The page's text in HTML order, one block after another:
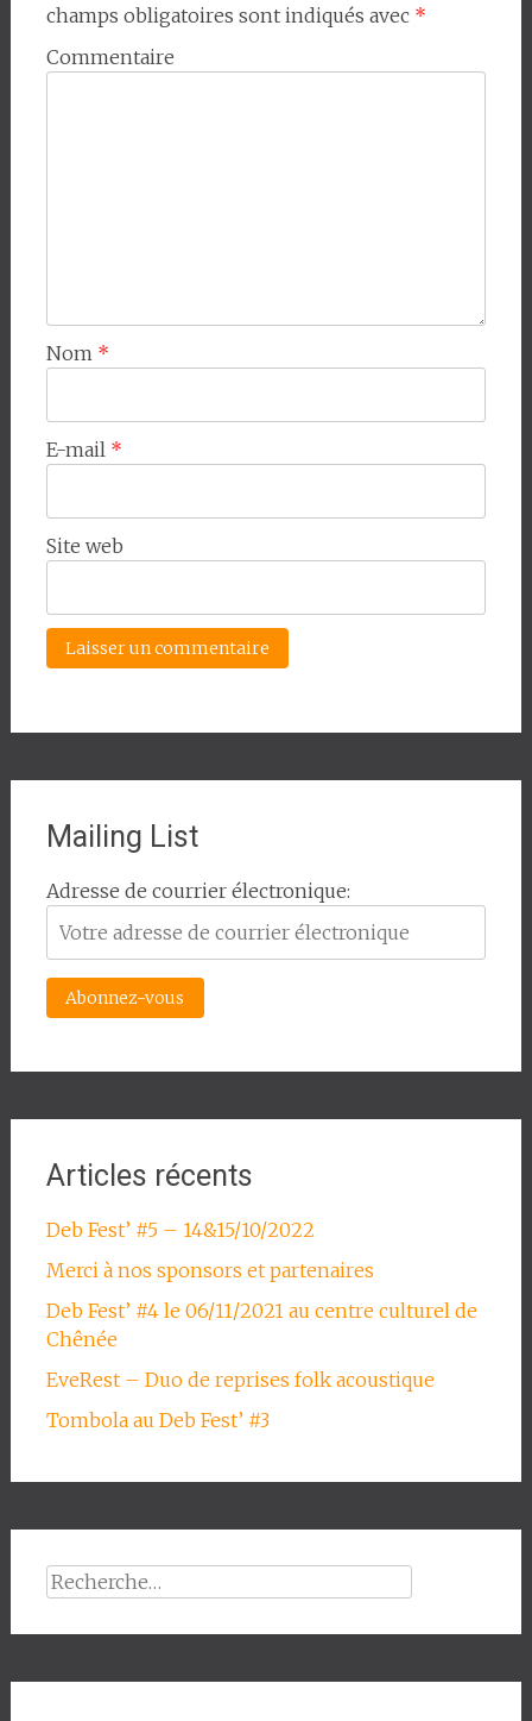
champs obligatoires sont indiqués avec *
Commentaire
Nom *
E-mail *
Site web
Mailing List
Adresse de courrier électronique:
Articles récents
Deb Fest’ #5 – 14&15/10/2022
Merci à nos sponsors et partenaires
Deb Fest’ #4 le 06/11/2021 au centre culturel de
Chênée
EveRest – Duo de reprises folk acoustique
Tombola au Deb Fest’ #3
Rechercher :